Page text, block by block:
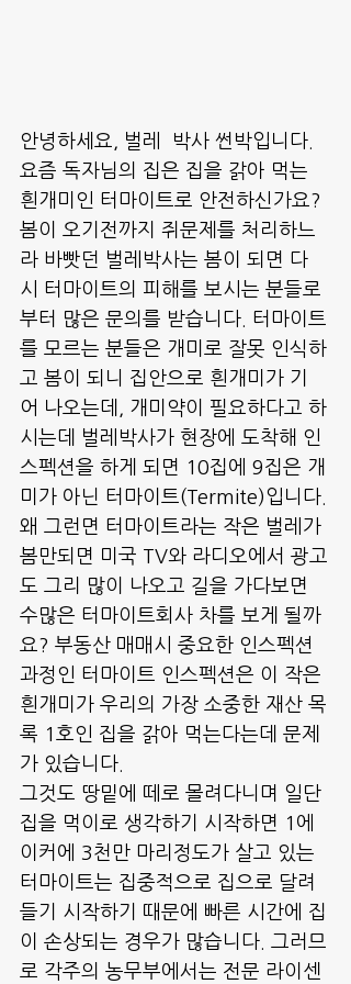
안녕하세요, 벌레  박사 썬박입니다.
요즘 독자님의 집은 집을 갉아 먹는
흰개미인 터마이트로 안전하신가요?
봄이 오기전까지 쥐문제를 처리하느
라 바빳던 벌레박사는 봄이 되면 다
시 터마이트의 피해를 보시는 분들로
부터 많은 문의를 받습니다. 터마이트
를 모르는 분들은 개미로 잘못 인식하
고 봄이 되니 집안으로 흰개미가 기
어 나오는데, 개미약이 필요하다고 하
시는데 벌레박사가 현장에 도착해 인
스펙션을 하게 되면 10집에 9집은 개
미가 아닌 터마이트(Termite)입니다.
왜 그런면 터마이트라는 작은 벌레가
봄만되면 미국 TV와 라디오에서 광고
도 그리 많이 나오고 길을 가다보면
수많은 터마이트회사 차를 보게 될까
요? 부동산 매매시 중요한 인스펙션
과정인 터마이트 인스펙션은 이 작은
흰개미가 우리의 가장 소중한 재산 목
록 1호인 집을 갉아 먹는다는데 문제
가 있습니다.
그것도 땅밑에 떼로 몰려다니며 일단
집을 먹이로 생각하기 시작하면 1에
이커에 3천만 마리정도가 살고 있는
터마이트는 집중적으로 집으로 달려
들기 시작하기 때문에 빠른 시간에 집
이 손상되는 경우가 많습니다. 그러므
로 각주의 농무부에서는 전문 라이센